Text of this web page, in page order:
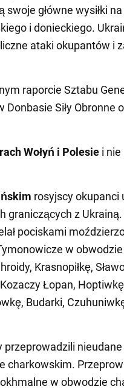
główne wysiłki
i donieckiego.
ataki okupantów i
raporcie Sztabu
Siły Obronne
Wołyń i Polesie i
rosyjscy okupanci
graniczących z Ukrainą.
pociskami
w
Krasnopiłkę,
Łopan,
Budarki,
przeprowadzili
charkowskim.
w obwodzie